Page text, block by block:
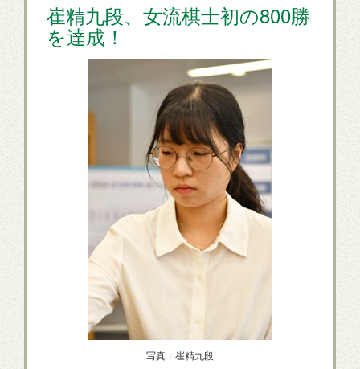
崔精九段、女流棋士初の800勝
を達成！
写真：崔精九段